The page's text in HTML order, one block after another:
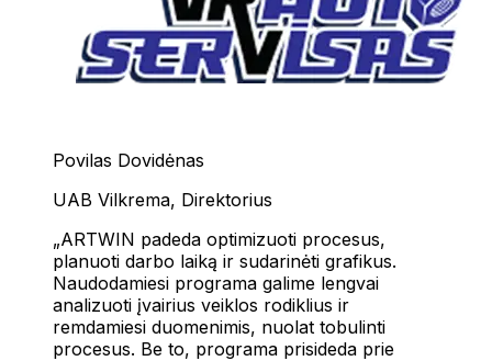
Povilas Dovidėnas
UAB Vilkrema, Direktorius
ARTWIN padeda optimizuoti procesus,
planuoti darbo laiką ir sudarinėti grafikus.
Naudodamiesi programa galime lengvai
analizuoti įvairius veiklos rodiklius ir
remdamiesi duomenimis, nuolat tobulinti
procesus. Be to, programa prisideda prie